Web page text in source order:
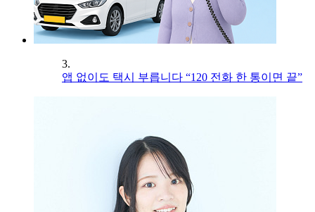
3.
앱 없이도 택시 부릅니다 “120 전화 한 통이면 끝”